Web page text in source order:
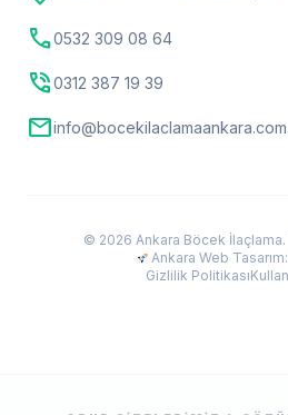
call0532 309 08 64
phone_in_talk0312 387 19 39
mail
© 2026 Ankara Böcek İlaçlama.
Ankara Web
Gizlilik Politikası